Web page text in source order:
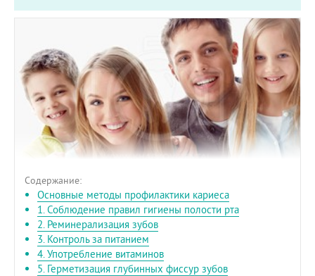
Содержание:
Основные методы профилактики кариеса
1. Соблюдение правил гигиены полости рта
2. Реминерализация зубов
3. Контроль за питанием
4. Употребление витаминов
5. Герметизация глубинных фиссур зубов